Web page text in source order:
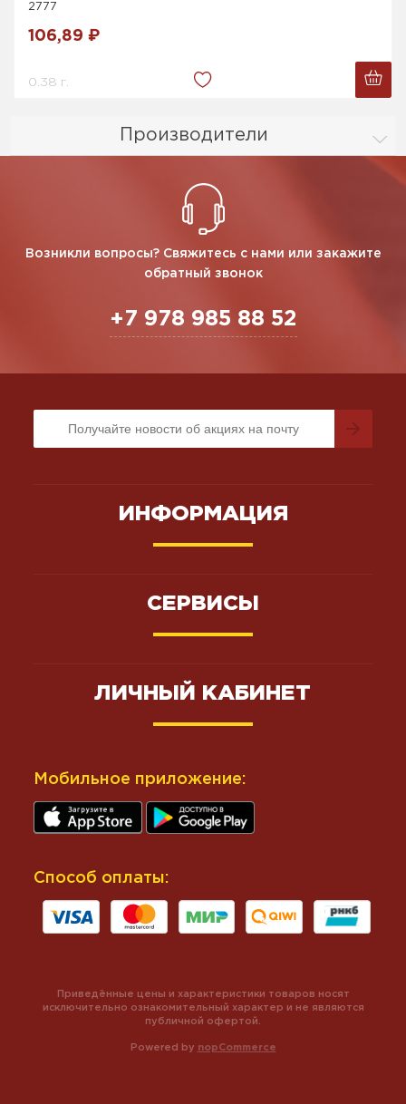
Производители
2777
106,89 ₽
0.38 г.
Возникли вопросы? Свяжитесь с нами или закажите
обратный звонок
+7 978 985 88 52
ИНФОРМАЦИЯ
СЕРВИСЫ
ЛИЧНЫЙ КАБИНЕТ
Мобильное приложение:
Способ оплаты:
Powered by nopCommerce
Приведённые цены и характеристики товаров носят
исключительно ознакомительный характер и не являются
публичной офертой.